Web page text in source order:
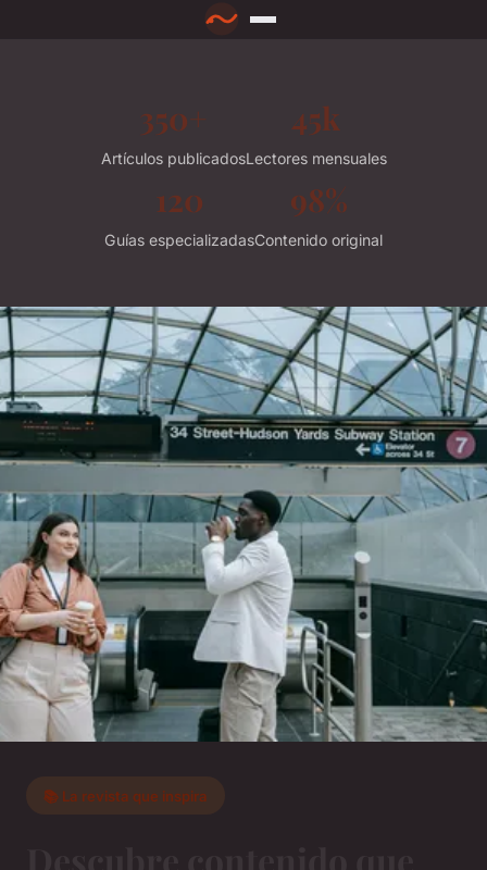
350+
Artículos publicados
45k
Lectores mensuales
120
Guías especializadas
98%
Contenido original
📚 La revista que inspira